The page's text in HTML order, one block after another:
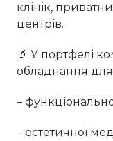
клінік,
центрів.
🔬 У портфелі
обладнання
–
– естетичної